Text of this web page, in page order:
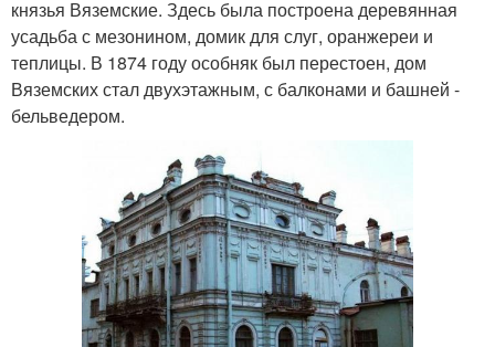
князья Вяземские. Здесь была построена деревянная
усадьба с мезонином, домик для слуг, оранжереи и
теплицы. В 1874 году особняк был перестоен, дом
Вяземских стал двухэтажным, с балконами и башней -
бельведером.